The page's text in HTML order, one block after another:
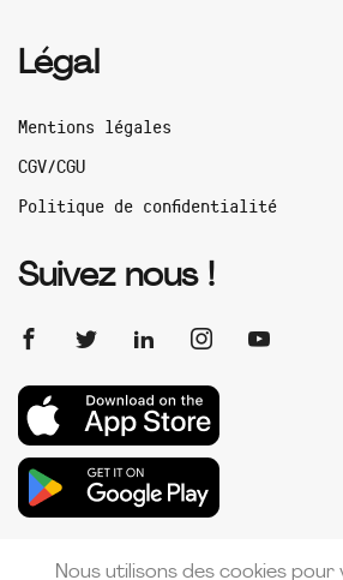
Légal
Mentions légales
CGV/CGU
Politique de confidentialité
Suivez nous !
Nous utilisons des cookies